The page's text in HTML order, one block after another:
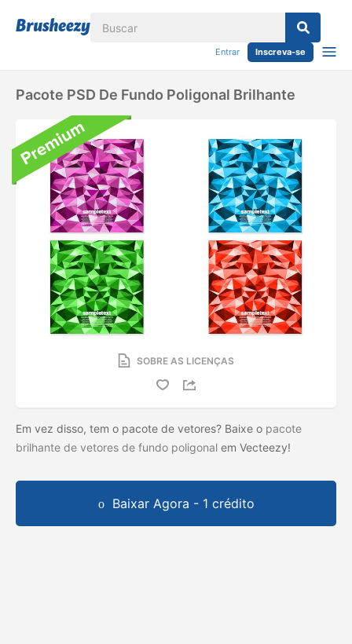
Entrar Inscreva-se
Pacote PSD De Fundo Poligonal Brilhante
SOBRE AS LICENÇAS
Em vez disso, tem o pacote de vetores? Baixe o pacote
brilhante de vetores de fundo poligonal em Vecteezy!
Baixar Agora - 1 crédito